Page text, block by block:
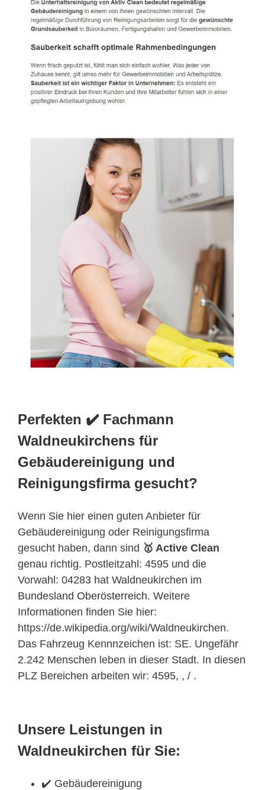
Perfekten ✔️ Fachmann
Waldneukirchens für
Gebäudereinigung und
Reinigungsfirma gesucht?
Wenn Sie hier einen guten Anbieter für
Gebäudereinigung oder Reinigungsfirma
gesucht haben, dann sind 🥇 Active Clean
genau richtig. Postleitzahl: 4595 und die
Vorwahl: 04283 hat Waldneukirchen im
Bundesland Oberösterreich. Weitere
Informationen finden Sie hier:
https://de.wikipedia.org/wiki/Waldneukirchen.
Das Fahrzeug Kennnzeichen ist: SE. Ungefähr
2.242 Menschen leben in dieser Stadt. In diesen
PLZ Bereichen arbeiten wir: 4595, , / .
Unsere Leistungen in
Waldneukirchen für Sie:
✔️ Gebäudereinigung